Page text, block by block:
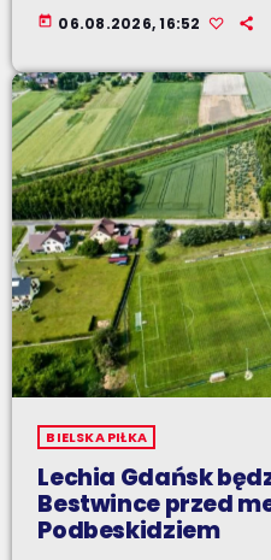
today 06.08.2026, 16:52
BIELSKA PIŁKA
Lechia Gdańsk
Bestwince przed
Podbeskidziem